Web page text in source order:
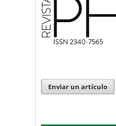
Enviar un artículo